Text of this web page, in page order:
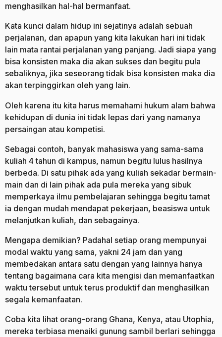
menghasilkan hal-hal bermanfaat.
Kata kunci dalam hidup ini sejatinya adalah sebuah
perjalanan, dan apapun yang kita lakukan hari ini tidak
lain mata rantai perjalanan yang panjang. Jadi siapa yang
bisa konsisten maka dia akan sukses dan begitu pula
sebaliknya, jika seseorang tidak bisa konsisten maka dia
akan terpinggirkan oleh yang lain.
Oleh karena itu kita harus memahami hukum alam bahwa
kehidupan di dunia ini tidak lepas dari yang namanya
persaingan atau kompetisi.
Sebagai contoh, banyak mahasiswa yang sama-sama
kuliah 4 tahun di kampus, namun begitu lulus hasilnya
berbeda. Di satu pihak ada yang kuliah sekadar bermain-
main dan di lain pihak ada pula mereka yang sibuk
memperkaya ilmu pembelajaran sehingga begitu tamat
ia dengan mudah mendapat pekerjaan, beasiswa untuk
melanjutkan kuliah, dan sebagainya.
Mengapa demikian? Padahal setiap orang mempunyai
modal waktu yang sama, yakni 24 jam dan yang
membedakan antara satu dengan yang lainnya hanya
tentang bagaimana cara kita mengisi dan memanfaatkan
waktu tersebut untuk terus produktif dan menghasilkan
segala kemanfaatan.
Coba kita lihat orang-orang Ghana, Kenya, atau Utophia,
mereka terbiasa menaiki gunung sambil berlari sehingga